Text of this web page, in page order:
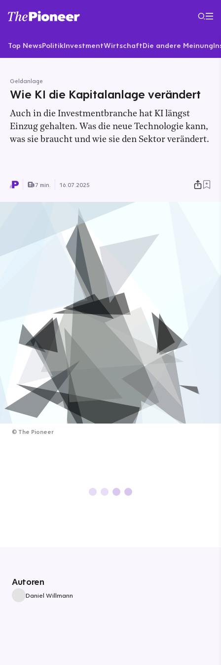
Top NewsPolitikInvestmentWirtschaftDie andere Meinung
Geldanlage
Wie KI die Kapitalanlage verändert
Auch in die Investmentbranche hat KI längst
Einzug gehalten. Was die neue Technologie kann,
was sie braucht und wie sie den Sektor verändert.
7 min. 16.07.2025
© The Pioneer
Autoren
Daniel Willmann